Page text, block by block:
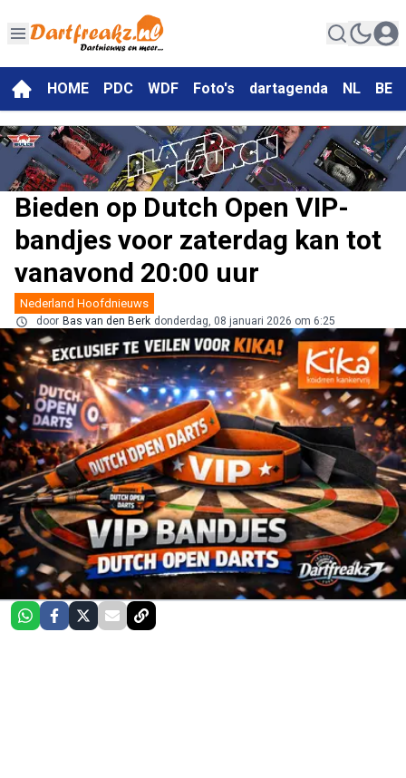
HOME PDC WDF Foto's dartagenda NL BE
Bieden op Dutch Open VIP-
bandjes voor zaterdag kan tot
vanavond 20:00 uur
Nederland Hoofdnieuws
door Bas van den Berk donderdag, 08 januari 2026 om 6:25